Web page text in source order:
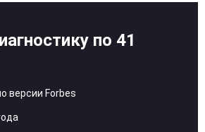
по 41
версии Forbes